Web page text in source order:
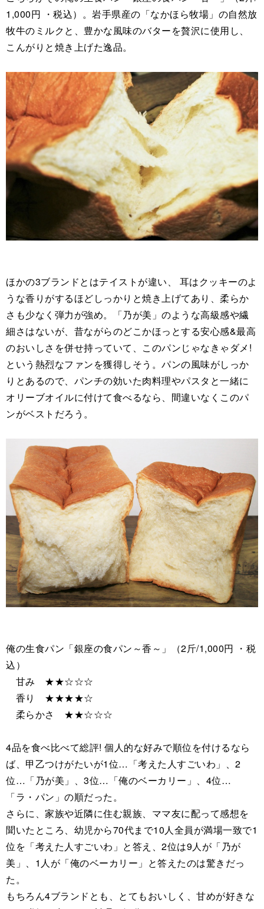
1,000円 ・税込）。岩手県産の「なかほら牧場」の自然放
牧牛のミルクと、豊かな風味のバターを贅沢に使用し、
こんがりと焼き上げた逸品。
ほかの3ブランドとはテイストが違い、 耳はクッキーのよ
うな香りがするほどしっかりと焼き上げてあり、柔らか
さも少なく弾力が強め。「乃が美」のような高級感や繊
細さはないが、昔ながらのどこかほっとする安心感&最高
のおいしさを併せ持っていて、このパンじゃなきゃダメ!
という熱烈なファンを獲得しそう。パンの風味がしっか
りとあるので、パンチの効いた肉料理やパスタと一緒に
オリーブオイルに付けて食べるなら、間違いなくこのパ
ンがベストだろう。
俺の生食パン「銀座の食パン～香～」（2斤/1,000円 ・税
込）
甘み ★★☆☆☆
香り ★★★★☆
柔らかさ ★★☆☆☆
4品を食べ比べて総評! 個人的な好みで順位を付けるなら
ば、甲乙つけがたいが1位…「考えた人すごいわ」、2
位…「乃が美」、3位…「俺のベーカリー」、4位…
「ラ・パン」の順だった。
さらに、家族や近隣に住む親族、ママ友に配って感想を
聞いたところ、幼児から70代まで10人全員が満場一致で1
位を「考えた人すごいわ」と答え、2位は9人が「乃が
美」、1人が「俺のベーカリー」と答えたのは驚きだっ
た。
もちろん4ブランドとも、とてもおいしく、甘めが好きな